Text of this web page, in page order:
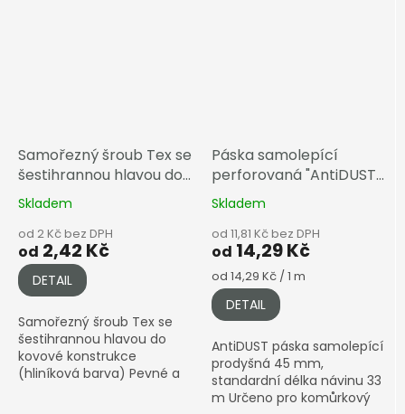
Samořezný šroub Tex se
šestihrannou hlavou do
kovové konstrukce
Skladem
od 2 Kč bez DPH
od 2,42 Kč
DETAIL
Samořezný šroub Tex se
šestihrannou hlavou do
kovové konstrukce
(hliníková barva) Pevné a
Páska samolepící
perforovaná "AntiDUST"
šíře 45 mm
Skladem
od 11,81 Kč bez DPH
od 14,29 Kč
Měrná
cena:
od 14,29 Kč / 1 m
DETAIL
AntiDUST páska samolepící
prodyšná 45 mm,
standardní délka návinu 33
m Určeno pro komůrkový